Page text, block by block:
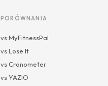
PORÓWNANIA
vs MyFitnessPal
vs Lose It
vs Cronometer
vs YAZIO